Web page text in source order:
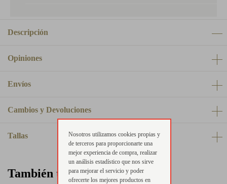
Descripción
Opiniones
Envíos
Cambios y Devoluciones
Tallas
También te puede interesar
Nosotros utilizamos cookies propias y
de terceros para proporcionarte una
mejor experiencia de compra, realizar
un análisis estadístico que nos sirve
para mejorar el servicio y poder
ofrecerte los mejores productos en